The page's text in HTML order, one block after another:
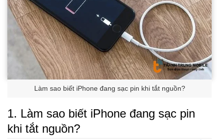
Làm sao biết iPhone đang sạc pin khi tắt nguồn?
1. Làm sao biết iPhone đang sạc pin
khi tắt nguồn?